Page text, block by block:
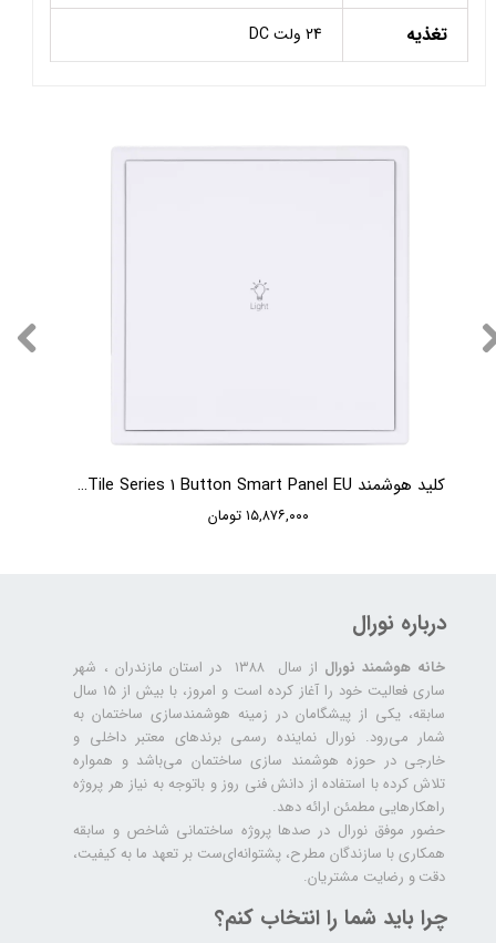
تغذیه 24 ولت DC
کلید هوشمند HDL Tile Series 1 Button Smart Panel EU
۱۵,۸۷۶,۰۰۰ تومان
درباره نورال
خانه هوشمند نورال
از سال ۱۳۸۸ در استان مازندران ، شهر
ساری فعالیت خود را آغاز کرده است و امروز، با بیش از ۱۵ سال
سابقه، یکی از پیشگامان در زمینه هوشمندسازی ساختمان به
شمار می‌رود. نورال نماینده رسمی برندهای معتبر داخلی و
خارجی در حوزه هوشمند سازی ساختمان می‌باشد و همواره
تلاش کرده با استفاده از دانش فنی روز و باتوجه به نیاز هر پروژه
راهکارهایی مطمئن ارائه دهد.
حضور موفق نورال در صدها پروژه‌ ساختمانی شاخص و سابقه
همکاری با سازندگان مطرح، پشتوانه‌ای‌ست بر تعهد ما به کیفیت،
دقت و رضایت مشتریان.
چرا باید شما را انتخاب کنم؟